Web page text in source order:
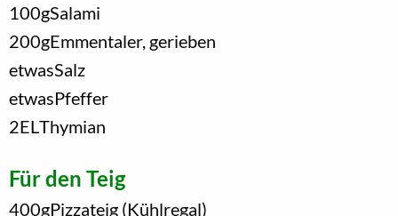
100gSalami
200gEmmentaler, gerieben
etwasSalz
etwasPfeffer
2EL Thymian
Für den Teig
400gPizzateig (Kühlregal)